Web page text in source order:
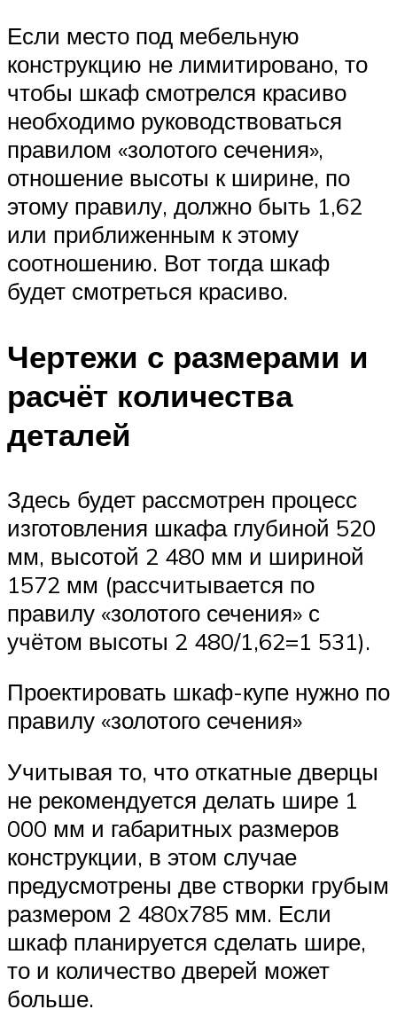
Если место под мебельную
конструкцию не лимитировано, то
чтобы шкаф смотрелся красиво
необходимо руководствоваться
правилом «золотого сечения»,
отношение высоты к ширине, по
этому правилу, должно быть 1,62
или приближенным к этому
соотношению. Вот тогда шкаф
будет смотреться красиво.
Чертежи с размерами и
расчёт количества
деталей
Здесь будет рассмотрен процесс
изготовления шкафа глубиной 520
мм, высотой 2 480 мм и шириной
1572 мм (рассчитывается по
правилу «золотого сечения» с
учётом высоты 2 480/1,62=1 531).
Проектировать шкаф-купе нужно по
правилу «золотого сечения»
Учитывая то, что откатные дверцы
не рекомендуется делать шире 1
000 мм и габаритных размеров
конструкции, в этом случае
предусмотрены две створки грубым
размером 2 480х785 мм. Если
шкаф планируется сделать шире,
то и количество дверей может
больше.